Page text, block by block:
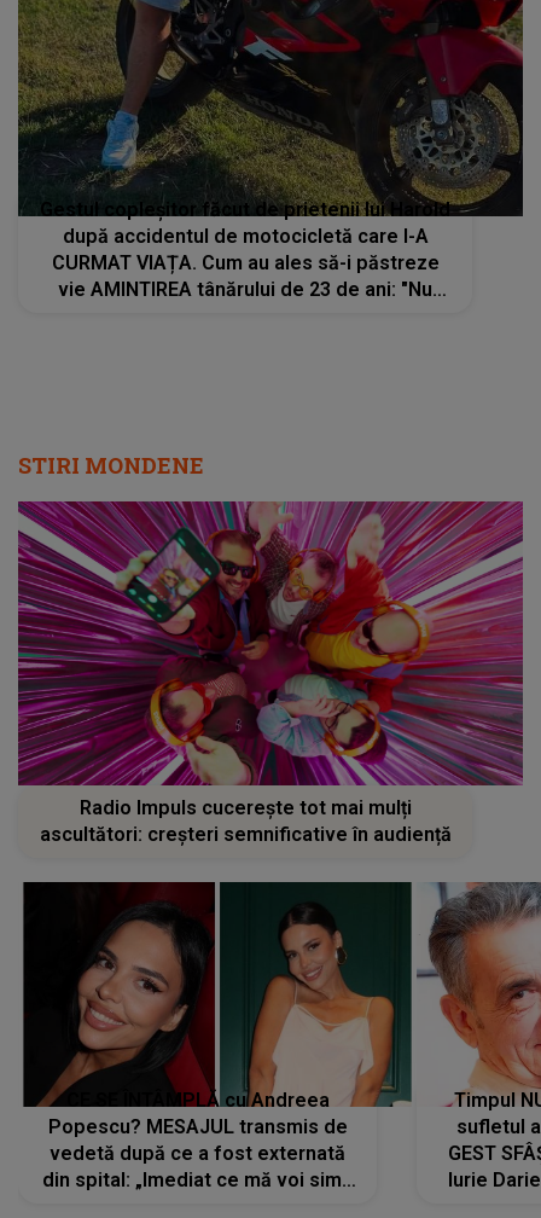
Gestul copleșitor făcut de prietenii lui Harold
după accidentul de motocicletă care I-A
CURMAT VIAȚA. Cum au ales să-i păstreze
vie AMINTIREA tânărului de 23 de ani: "Nu
STIRI MONDENE
Radio Impuls cucerește tot mai mulți
ascultători: creșteri semnificative în audiență
CE SE ÎNTÂMPLĂ cu Andreea
Popescu? MESAJUL transmis de
vedetă după ce a fost externată
din spital: „Imediat ce mă voi simți
Timpul
sufletul
GEST
Iurie